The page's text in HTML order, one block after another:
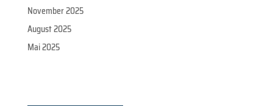
November 2025
August 2025
Mai 2025